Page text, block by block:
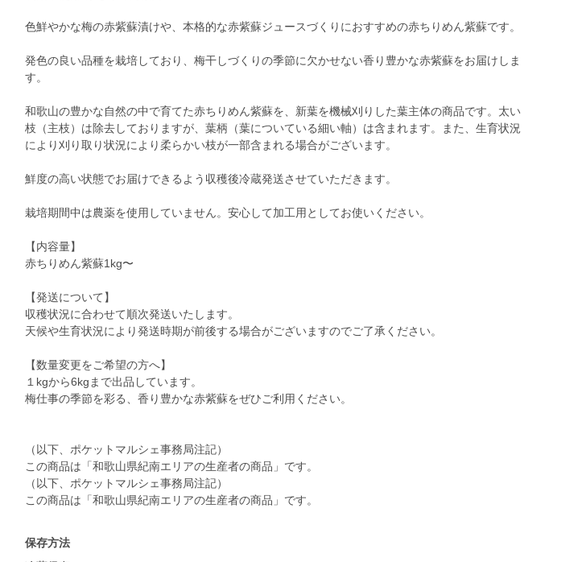
色鮮やかな梅の赤紫蘇漬けや、本格的な赤紫蘇ジュースづくりにおすすめの赤ちりめん紫蘇です。
発色の良い品種を栽培しており、梅干しづくりの季節に欠かせない香り豊かな赤紫蘇をお届けしま
す。
和歌山の豊かな自然の中で育てた赤ちりめん紫蘇を、新葉を機械刈りした葉主体の商品です。太い
枝（主枝）は除去しておりますが、葉柄（葉についている細い軸）は含まれます。また、生育状況
により刈り取り状況により柔らかい枝が一部含まれる場合がございます。
鮮度の高い状態でお届けできるよう収穫後冷蔵発送させていただきます。
栽培期間中は農薬を使用していません。安心して加工用としてお使いください。
【内容量】
赤ちりめん紫蘇1kg〜
【発送について】
収穫状況に合わせて順次発送いたします。
天候や生育状況により発送時期が前後する場合がございますのでご了承ください。
【数量変更をご希望の方へ】
１kgから6kgまで出品しています。
梅仕事の季節を彩る、香り豊かな赤紫蘇をぜひご利用ください。
（以下、ポケットマルシェ事務局注記）
この商品は「和歌山県紀南エリアの生産者の商品」です。
（以下、ポケットマルシェ事務局注記）
この商品は「和歌山県紀南エリアの生産者の商品」です。
保存方法